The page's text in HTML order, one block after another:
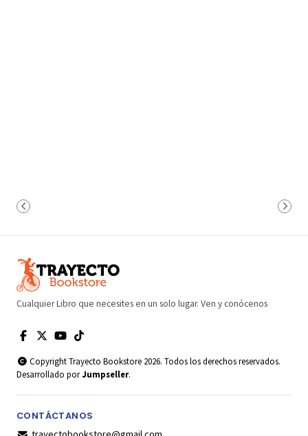
Cualquier Libro que necesites en un solo lugar. Ven y conócenos
Copyright Trayecto Bookstore 2026. Todos los derechos reservados.
Desarrollado porJumpseller.
CONTÁCTANOS